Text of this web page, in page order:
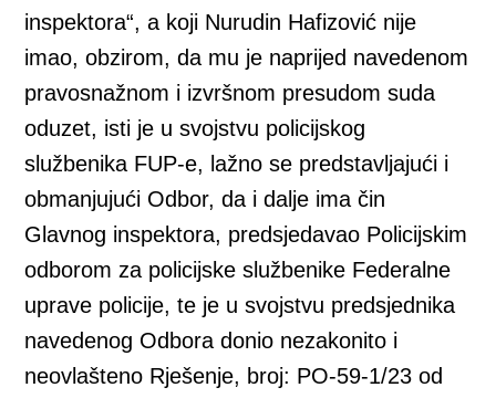
inspektora“, a koji Nurudin Hafizović nije
imao, obzirom, da mu je naprijed navedenom
pravosnažnom i izvršnom presudom suda
oduzet, isti je u svojstvu policijskog
službenika FUP-e, lažno se predstavljajući i
obmanjujući Odbor, da i dalje ima čin
Glavnog inspektora, predsjedavao Policijskim
odborom za policijske službenike Federalne
uprave policije, te je u svojstvu predsjednika
navedenog Odbora donio nezakonito i
neovlašteno Rješenje, broj: PO-59-1/23 od